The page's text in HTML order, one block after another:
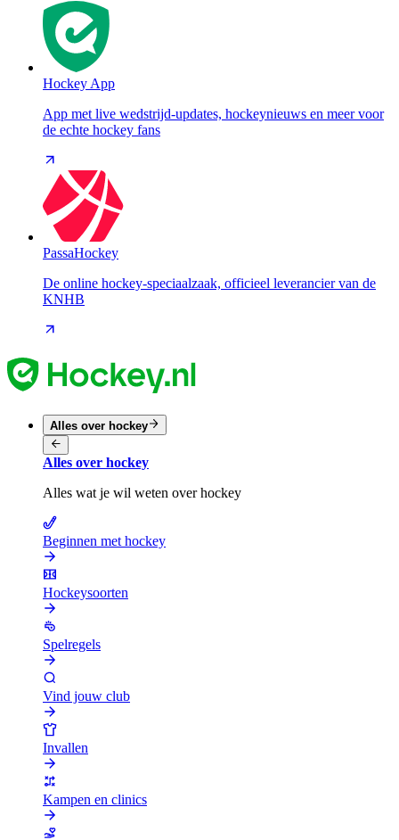
Hockey App
App met live wedstrijd-updates, hockeynieuws en meer voor
de echte hockey fans
PassaHockey
De online hockey-speciaalzaak, officieel leverancier van de
KNHB
Alles over hockey
Alles over hockey
Alles wat je wil weten over hockey
Beginnen met hockey
Hockeysoorten
Spelregels
Vind jouw club
Invallen
Kampen en clinics